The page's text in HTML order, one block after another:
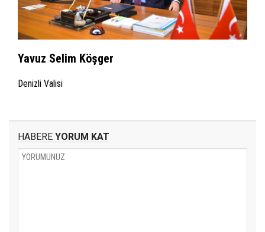
Yavuz Selim Köşger
Denizli Valisi
HABERE YORUM KAT